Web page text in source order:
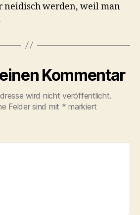
neidisch werden, weil man
Kommentar
wird nicht veröffentlicht.
Felder sind mit * markiert